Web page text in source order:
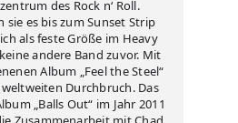
des Rock n‘ Roll.
sie es bis zum Sunset Strip
als feste Größe im Heavy
andere Band zuvor. Mit
Album „Feel the Steel“
Durchbruch. Das
„Balls Out“ im Jahr 2011